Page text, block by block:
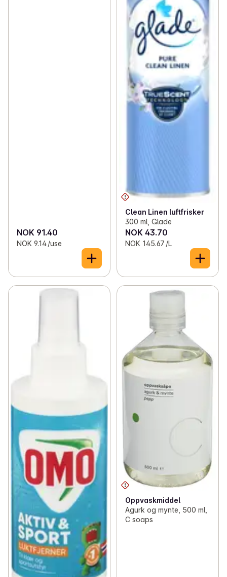
NOK 91.40
NOK 9.14 /use
Clean Linen luftfrisker
300 ml, Glade
NOK 43.70
NOK 145.67 /L
Oppvaskmiddel
Agurk og mynte, 500 ml,
C soaps